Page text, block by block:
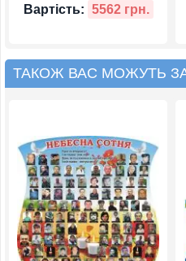
Вартість: 5562 грн.
ТАКОЖ ВАС МОЖУТЬ